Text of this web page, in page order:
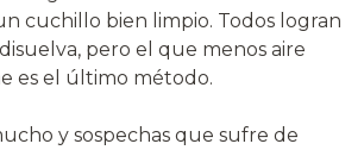
cuchillo bien limpio. Todos logran
pero el que menos aire
es el último método.
y sospechas que sufre de